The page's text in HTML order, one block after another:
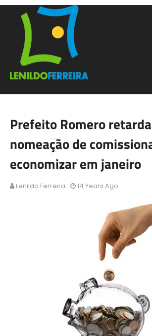
Prefeito Romero retarda
nomeação de
economizar em janeiro
Lenildo Ferreira 14 Years Ago